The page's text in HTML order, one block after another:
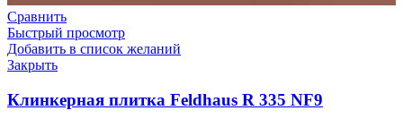
Сравнить
Быстрый просмотр
Добавить в список желаний
Закрыть
Клинкерная плитка Feldhaus R 335 NF9